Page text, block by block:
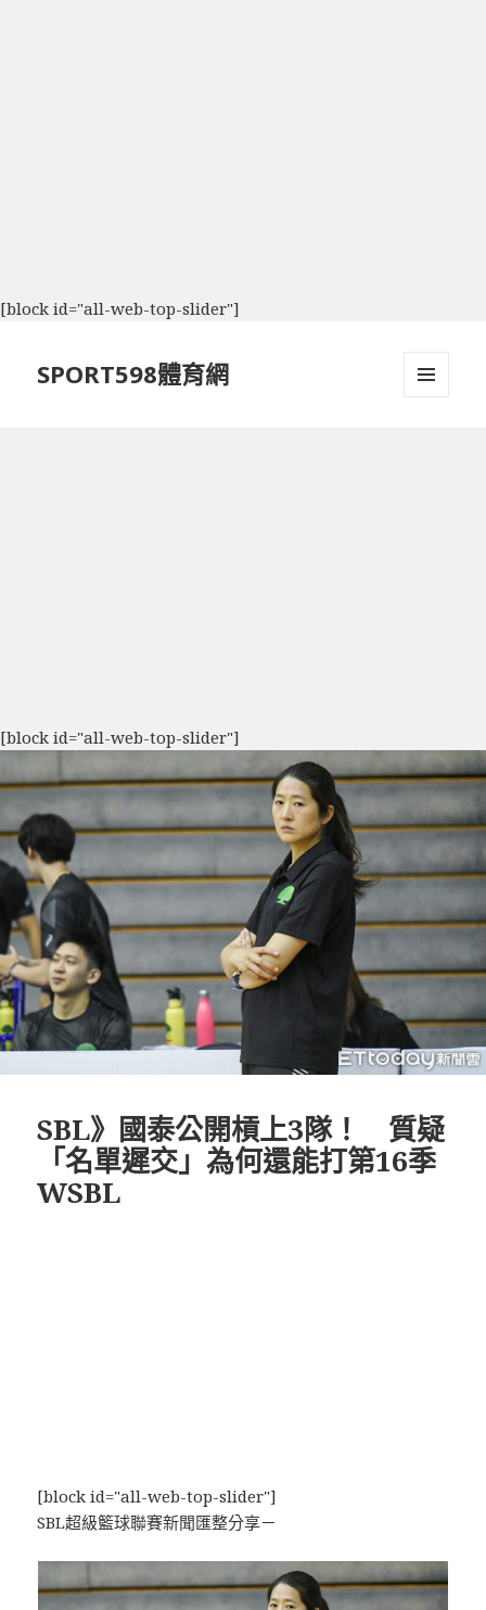
[block id="all-web-top-slider"]
SPORT598體育網
[block id="all-web-top-slider"]
SBL》國泰公開槓上3隊！ 質疑
「名單遲交」為何還能打第16季
WSBL
[block id="all-web-top-slider"]
SBL超級籃球聯賽新聞匯整分享－